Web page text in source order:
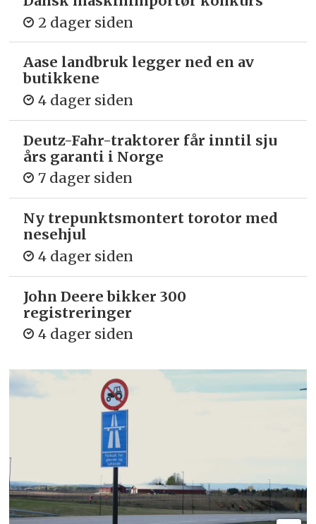
2 dager siden
Aase landbruk legger ned en av
butikkene
4 dager siden
Deutz-Fahr-traktorer får inntil sju
års garanti i Norge
7 dager siden
Ny trepunkts­montert torotor med
nesehjul
4 dager siden
John Deere bikker 300
registreringer
4 dager siden